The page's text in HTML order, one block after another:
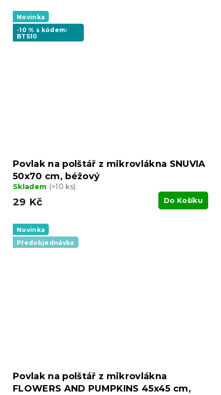
Novinka
-10 % s kódem:
BTS10
Povlak na polštář z mikrovlákna SNUVIA
50x70 cm, béžový
Skladem (>10 ks)
29 Kč Do Košíku
Novinka
Předobjednávka
Povlak na polštář z mikrovlákna
FLOWERS AND PUMPKINS 45x45 cm,